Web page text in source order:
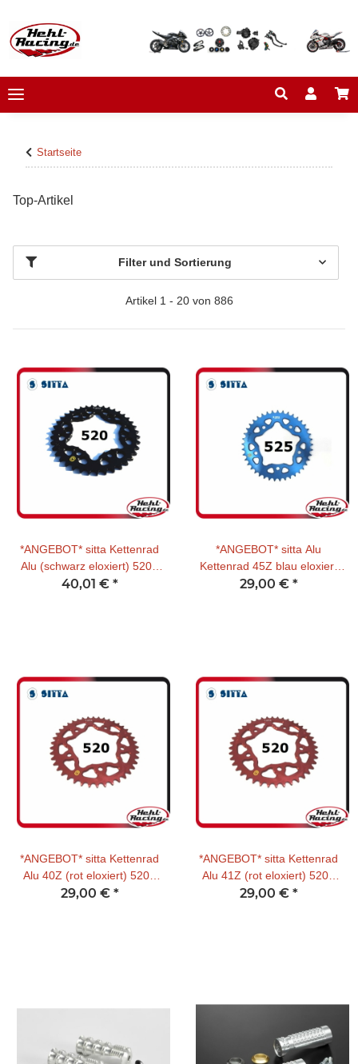
Startseite
Top-Artikel
Filter und Sortierung
Artikel 1 - 20 von 886
*ANGEBOT* sitta Kettenrad
Alu (schwarz eloxiert) 520T
Kawasaki 42 Zähne
40,01 € *
*ANGEBOT* sitta Alu
Kettenrad 45Z blau eloxiert
525T Yamaha / Suzuki /
29,00 € *
*ANGEBOT* sitta Kettenrad
Alu 40Z (rot eloxiert) 520T
Honda
29,00 € *
*ANGEBOT* sitta Kettenrad
Alu 41Z (rot eloxiert) 520T
Honda
29,00 € *